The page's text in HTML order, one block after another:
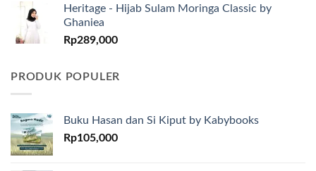
Heritage - Hijab Sulam Moringa Classic by
Ghaniea
Rp289,000
PRODUK POPULER
Buku Hasan dan Si Kiput by Kabybooks
Rp105,000